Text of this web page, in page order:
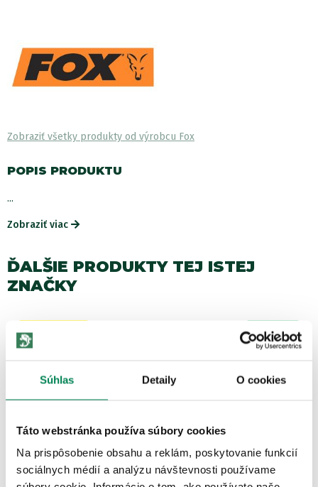
Súhlas Detaily O cookies
Táto webstránka používa súbory cookies
Na prispôsobenie obsahu a reklám, poskytovanie funkcií
sociálnych médií a analýzu návštevnosti používame
Zobraziť všetky produkty od výrobcu Fox
POPIS PRODUKTU
...
Zobraziť viac
ĎALŠIE PRODUKTY TEJ ISTEJ
ZNAČKY
Akcia -15%
2 varianty
Fox Záťaž Stoper Edges Tungsten Sinkers
Skladom / u vás už 11.08.